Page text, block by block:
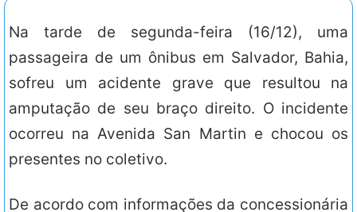
Na tarde de segunda-feira (16/12), uma
passageira de um ônibus em Salvador, Bahia,
sofreu um acidente grave que resultou na
amputação de seu braço direito. O incidente
ocorreu na Avenida San Martin e chocou os
presentes no coletivo.
De acordo com informações da concessionária